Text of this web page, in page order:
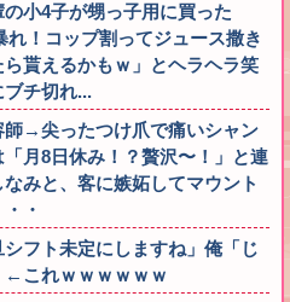
小4子が甥っ子用に買った
！コップ割ってジュース撒き
貰えるかもｗ」とヘラヘラ笑
チ切れ...
→尖ったつけ爪で痛いシャン
月8日休み！？贅沢〜！」と連
みと、客に嫉妬してマウント
・
フト未定にしますね」俺「じ
←これｗｗｗｗｗｗ